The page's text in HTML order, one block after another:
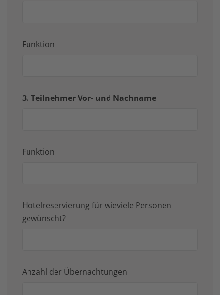
Funktion
3. Teilnehmer Vor- und Nachname
Funktion
Hotelreservierung für wieviele Personen
gewünscht?
Anzahl der Übernachtungen